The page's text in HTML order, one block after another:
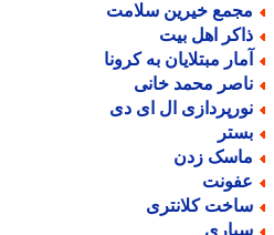
خیرین سلامت
اهل بیت
مبتلایان به کرونا
محمد خانی
ال ای دی
زدن
کلانتری